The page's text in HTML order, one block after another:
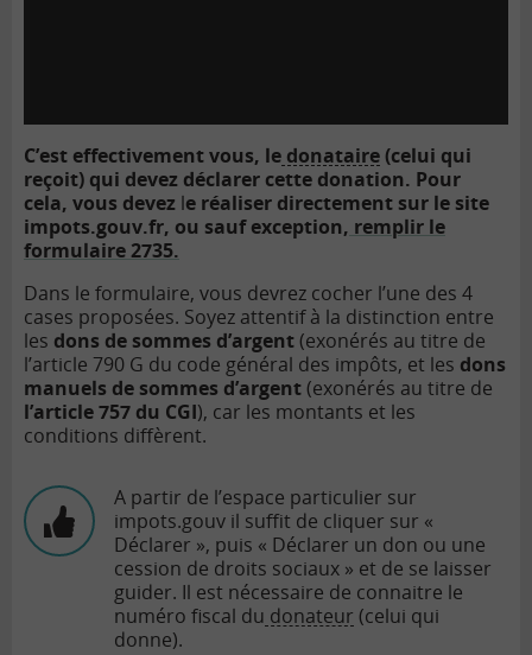
C’est effectivement vous, le donataire(celui qui
reçoit) qui devez déclarer cette donation. Pour
cela, vous devez le réaliser directement sur le site
impots.gouv.fr, ou sauf exception, remplir le
formulaire 2735.
Dans le formulaire, vous devrez cocher l’une des 4
cases proposées. Soyez attentif à la distinction entre
les dons de sommes d’argent(exonérés au titre de
l’article 790 G du code général des impôts, et les dons
manuels de sommes d’argent(exonérés au titre de
l’article 757 du CGI), car les montants et les
conditions diffèrent.
A partir de l’espace particulier sur
impots.gouv il suffit de cliquer sur «
Déclarer », puis « Déclarer un don ou une
cession de droits sociaux » et de se laisser
guider. Il est nécessaire de connaitre le
numéro fiscal du donateur (celui qui
donne).